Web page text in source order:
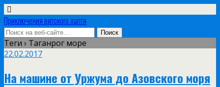
Приключения вятского лаптя
Теги › Таганрог море
22.02.2017
На машине от Уржума до Азовского моря